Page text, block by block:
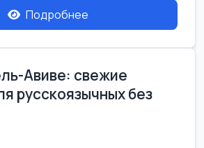
Подробнее
Авиве: свежие
русскоязычных без